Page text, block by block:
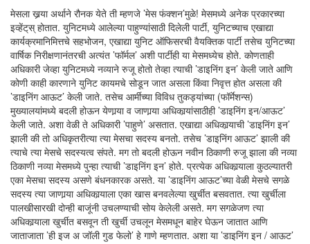
मेसला खर्‍या अर्थाने रौनक येते ती म्हणजे ’मेस फंक्शन’मुळे! मेसमध्ये अनेक प्रकारच्या
इव्हेंट्‌स्‌ होतात. युनिटमध्ये आलेल्या पाहुण्यांसाठी दिलेली पार्टी, युनिटच्याच एखाद्या
कार्यक्रमानिमित्तचे सहभोजन, एखाद्या युनिट ऑफिसरची वैयक्तिक पार्टी तसेच युनिटच्या
वार्षिक निरीक्षणानंतरची अत्यंत ’फॉर्मल’ अशी पार्टीही या मेसमध्येच होते. कोणताही
अधिकारी जेव्हा युनिटमध्ये नव्याने रुजू होतो तेव्हा त्याची ’डाइनिंग इन’ केली जाते आणि
कोणी काही कारणाने युनिट कायमचे सोडून जात असला किंवा निवृत्त होत असला की
’डाइनिंग आऊट’ केली जाते. तसेच आर्मीच्या विविध तुकड्यांच्या (फॉर्मेशन्स)
मुख्यालयांमध्ये बदली होऊन येणार्‍या व जाणार्‍या अधिकार्‍यांसाठीही ’डाइनिंग इन/आऊट’
केली जाते. अशा वेळी ते अधिकारी ’पाहुणे’ असतात. एखाद्या अधिकार्‍याची ’डाइनिंग इन’
झाली की तो अधिकृतरीत्या त्या मेसचा सदस्य बनतो. तसेच ’डाइनिंग आऊट’ झाली की
त्याचे त्या मेसचे सदस्यत्व संपते. मग तो बदली होऊन नवीन ठिकाणी रुजू झाला की नव्या
ठिकाणी नव्या मेसमध्ये पुन्हा त्याची ’डाइनिंग इन’ होते. प्रत्येक अधिकार्‍याला कुठल्यातरी
एका मेसचा सदस्य असणे बंधनकारक असते. या ’डाइनिंग आऊट’च्या वेळी मेसचे सगळे
सदस्य त्या जाणार्‍या अधिकार्‍याला एका खास बनवलेल्या खुर्चीत बसवतात. त्या खुर्चीला
पालखीसारखी दोन्ही बाजूंनी उचलण्याची सोय केलेली असते. मग सगळेजण त्या
अधिकार्‍याला खुर्चीत बसवून ती खुर्ची उचलून मेसमधून बाहेर घेऊन जातात आणि
जाताजाता ’ही इज अ जॉली गुड फेलो’ हे गाणे म्हणतात. अशा या ’डाइनिंग इन / आऊट’